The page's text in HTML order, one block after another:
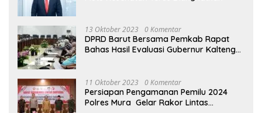
13 Oktober 2023 0 Komentar
DPRD Barut Bersama Pemkab Rapat
Bahas Hasil Evaluasi Gubernur Kalteng
11 Oktober 2023 0 Komentar
Persiapan Pengamanan Pemilu 2024
Polres Mura Gelar Rakor Lintas